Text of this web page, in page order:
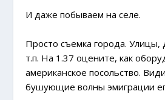
И даже побываем на селе.
Просто съемка города.
т.п. На 1.37 оцените, как
американское посольство.
бушующие волны эмиграции